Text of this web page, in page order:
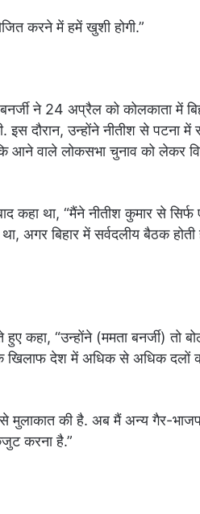
करने में हमें खुशी होगी.”
ने 24 अप्रैल को कोलकाता में
दौरान, उन्होंने नीतीश से पटना में
वाले लोकसभा चुनाव को लेकर
कहा था, “मैंने नीतीश कुमार से
अगर बिहार में सर्वदलीय बैठक
कहा, “उन्होंने (ममता बनर्जी) तो
खिलाफ देश में अधिक से अधिक दलों
से मुलाकात की है. अब मैं अन्य गैर-
करना है.”